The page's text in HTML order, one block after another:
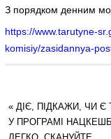
З порядком денним
https://www.tarutyne-
komisiy/zasidannya-
«ДІЄ, ПІДКАЖИ, ЧИ Є
У ПРОГРАМІ